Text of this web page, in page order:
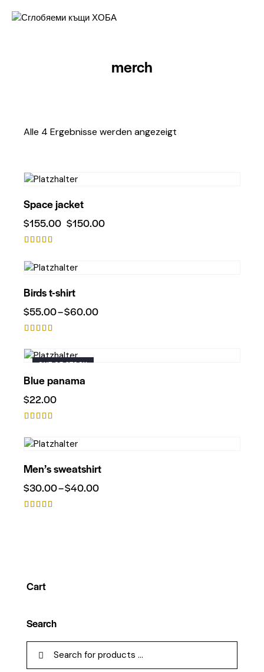
merch
Alle 4 Ergebnisse werden angezeigt
Space jacket
$155.00 $150.00
mit
5.00
Birds t-shirt
$55.00–$60.00
mit
5.00OUT OF STOCK
Blue panama
$22.00
t mit
4.00
Men’s sweatshirt
$30.00–$40.00
Cart
Search